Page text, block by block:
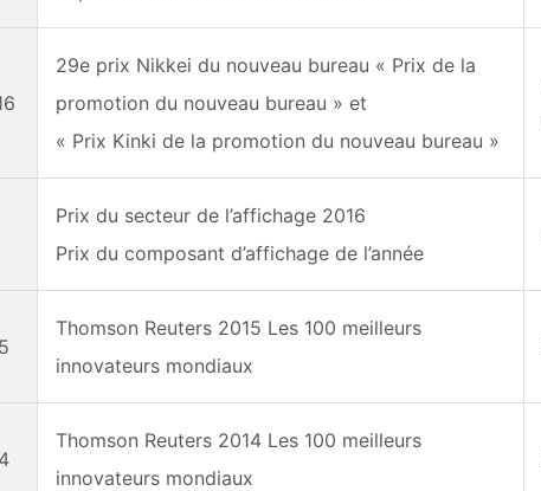
29e prix Nikkei du nouveau bureau « Prix de la
promotion du nouveau bureau » et
« Prix Kinki de la promotion du nouveau bureau »
Prix du secteur de l’affichage 2016
Prix du composant d’affichage de l’année
Thomson Reuters 2015 Les 100 meilleurs
innovateurs mondiaux
Thomson Reuters 2014 Les 100 meilleurs
innovateurs mondiaux